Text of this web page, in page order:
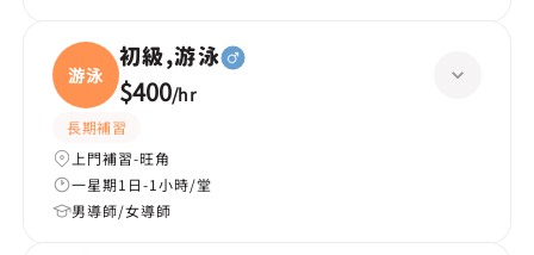
游泳
初級,游泳
$400/hr
長期補習
上門補習-旺角
一星期1日-1小時/堂
男導師/女導師